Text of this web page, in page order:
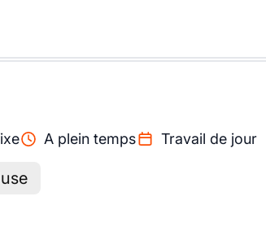
A plein temps Travail de jour